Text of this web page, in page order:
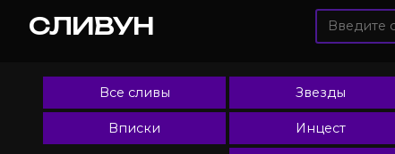
СЛИВУН
Все сливы Звезды
Вписки Инцест